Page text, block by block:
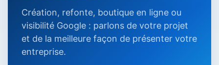
Création, refonte, boutique en ligne ou
visibilité Google : parlons de votre projet
et de la meilleure façon de présenter votre
entreprise.